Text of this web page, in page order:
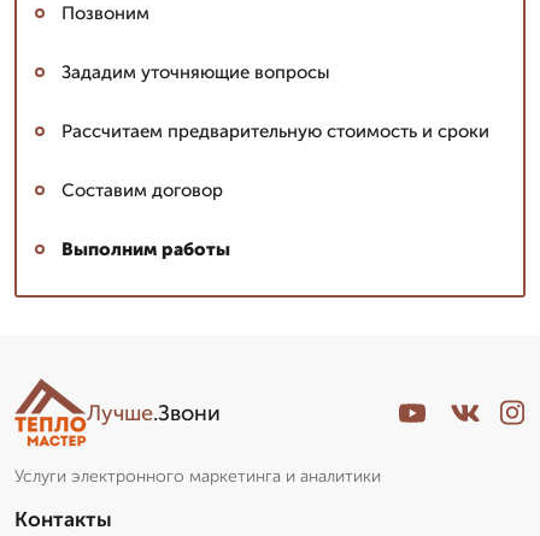
Позвоним
Зададим уточняющие вопросы
Рассчитаем предварительную стоимость и сроки
Составим договор
Выполним работы
Лучше.Звони
Услуги электронного маркетинга и аналитики
Контакты